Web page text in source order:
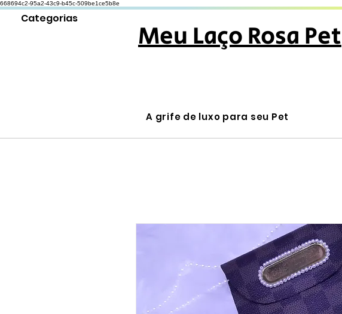
668694c2-95a2-43c9-b45c-509be1ce5b8e
Categorias
Meu Laço Rosa Pet
A grife de luxo para seu Pet